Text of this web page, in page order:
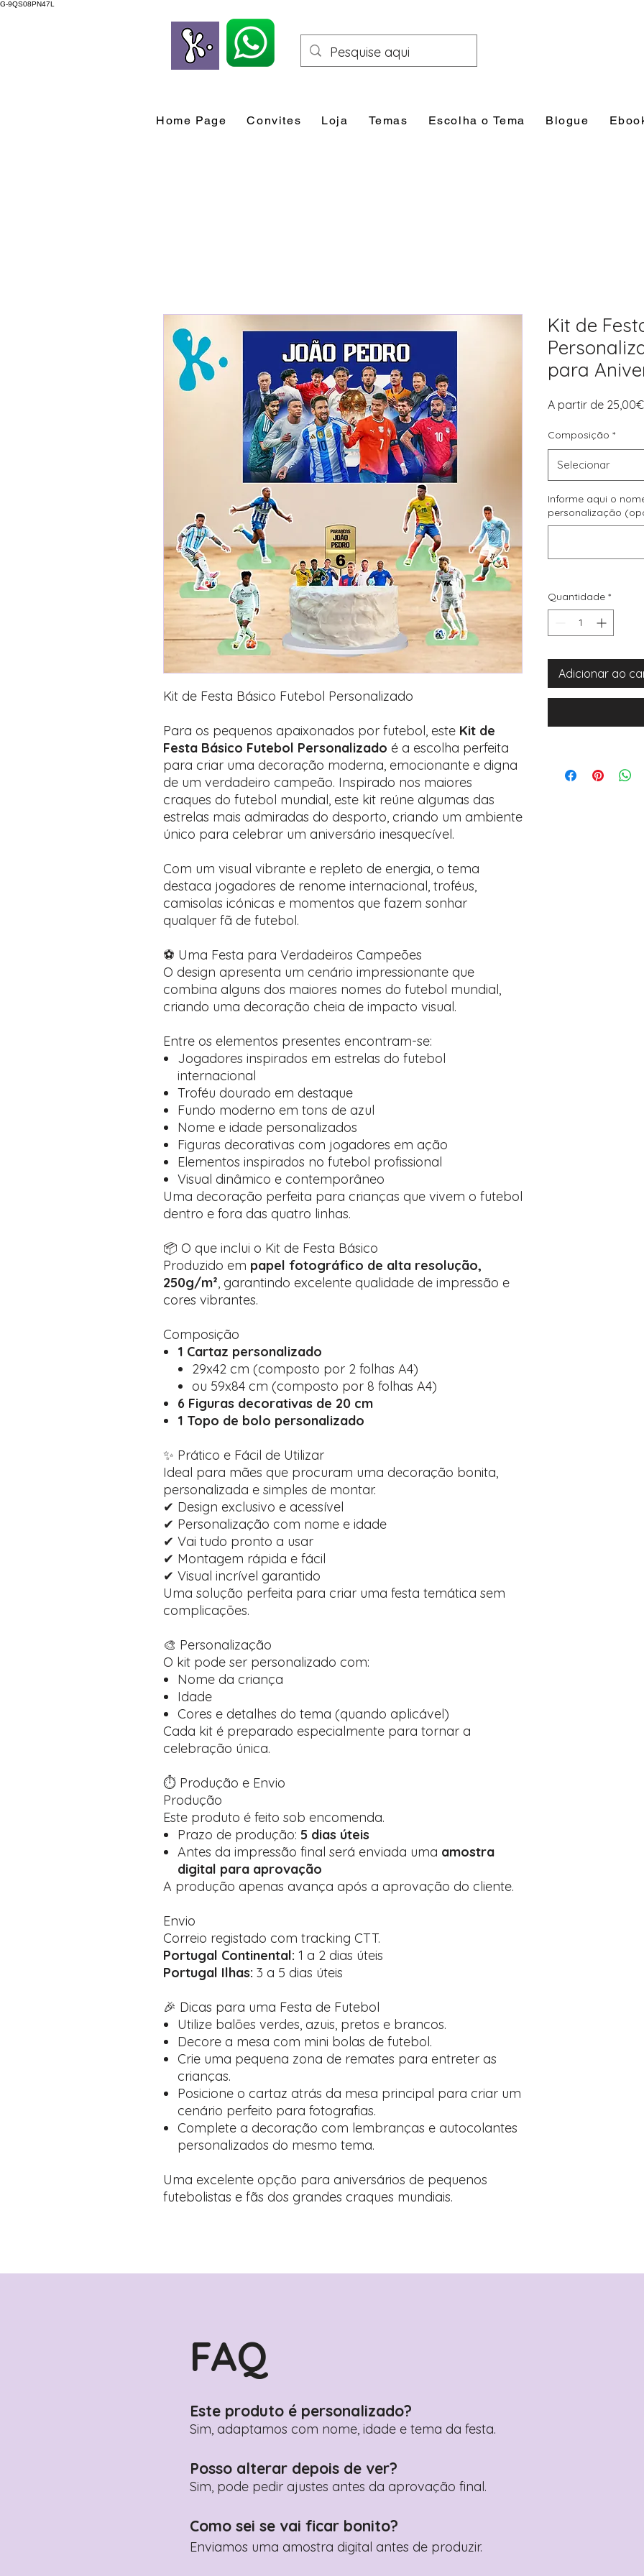
G-9QS08PN47L
Home Page Convites Loja Temas Escolha o Tema Blogue
Kit de Festa Básico Futebol Personalizado
Para os pequenos apaixonados por futebol, este Kit de
Festa Básico Futebol Personalizado é a escolha perfeita
para criar uma decoração moderna, emocionante e digna
de um verdadeiro campeão. Inspirado nos maiores
craques do futebol mundial, este kit reúne algumas das
estrelas mais admiradas do desporto, criando um ambiente
único para celebrar um aniversário inesquecível.
Com um visual vibrante e repleto de energia, o tema
destaca jogadores de renome internacional, troféus,
camisolas icónicas e momentos que fazem sonhar
qualquer fã de futebol.
⚽ Uma Festa para Verdadeiros Campeões
O design apresenta um cenário impressionante que
combina alguns dos maiores nomes do futebol mundial,
criando uma decoração cheia de impacto visual.
Entre os elementos presentes encontram-se:
Jogadores inspirados em estrelas do futebol
internacional
Troféu dourado em destaque
Fundo moderno em tons de azul
Nome e idade personalizados
Figuras decorativas com jogadores em ação
Elementos inspirados no futebol profissional
Visual dinâmico e contemporâneo
Uma decoração perfeita para crianças que vivem o futebol
dentro e fora das quatro linhas.
📦 O que inclui o Kit de Festa Básico
Produzido em papel fotográfico de alta resolução,
250g/m², garantindo excelente qualidade de impressão e
cores vibrantes.
Composição
1 Cartaz personalizado
29x42 cm (composto por 2 folhas A4)
ou 59x84 cm (composto por 8 folhas A4)
6 Figuras decorativas de 20 cm
1 Topo de bolo personalizado
✨ Prático e Fácil de Utilizar
Ideal para mães que procuram uma decoração bonita,
personalizada e simples de montar.
✔ Design exclusivo e acessível
✔ Personalização com nome e idade
✔ Vai tudo pronto a usar
✔ Montagem rápida e fácil
✔ Visual incrível garantido
Uma solução perfeita para criar uma festa temática sem
complicações.
🎨 Personalização
O kit pode ser personalizado com:
Nome da criança
Idade
Cores e detalhes do tema (quando aplicável)
Cada kit é preparado especialmente para tornar a
celebração única.
⏱️ Produção e Envio
Produção
Este produto é feito sob encomenda.
Prazo de produção: 5 dias úteis
Antes da impressão final será enviada uma amostra
digital para aprovação
A produção apenas avança após a aprovação do cliente.
Envio
Correio registado com tracking CTT.
Portugal Continental: 1 a 2 dias úteis
Portugal Ilhas: 3 a 5 dias úteis
🎉 Dicas para uma Festa de Futebol
Utilize balões verdes, azuis, pretos e brancos.
Decore a mesa com mini bolas de futebol.
Crie uma pequena zona de remates para entreter as
crianças.
Posicione o cartaz atrás da mesa principal para criar um
cenário perfeito para fotografias.
Complete a decoração com lembranças e autocolantes
personalizados do mesmo tema.
Uma excelente opção para aniversários de pequenos
futebolistas e fãs dos grandes craques mundiais.
Kit de
para
A partir de 25,00€
Composição *
Selecionar
Informe aqui o
personalização
Quantidade *
Adicionar ao
FAQ
Este produto é personalizado?
Sim, adaptamos com nome, idade e tema da festa.
Posso alterar depois de ver?
Sim, pode pedir ajustes antes da aprovação final.
Como sei se vai ficar bonito?
Enviamos uma amostra digital antes de produzir.